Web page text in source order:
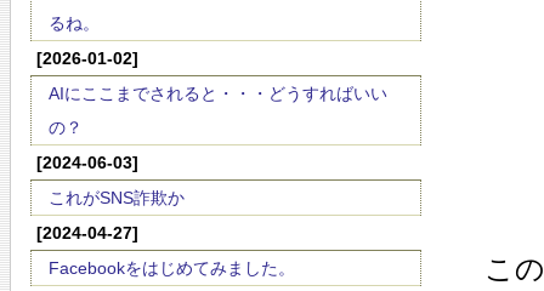
るね。
[2026-01-02]
AIにここまでされると・・・どうすればいい
の？
[2024-06-03]
これがSNS詐欺か
[2024-04-27]
Facebookをはじめてみました。
こ